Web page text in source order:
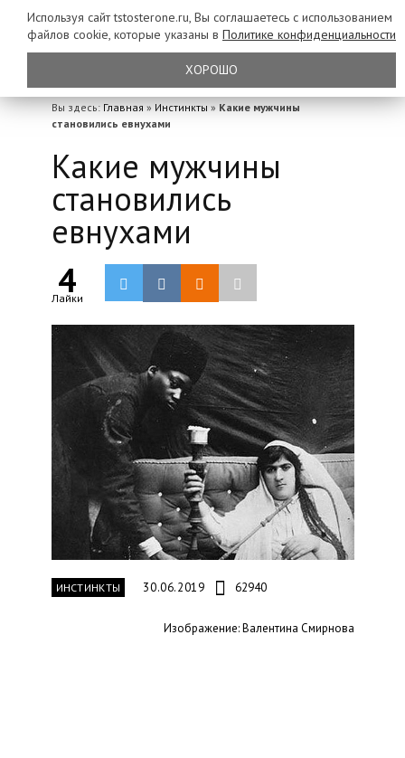
Вы здесь: Главная » Инстинкты » Какие мужчины
становились евнухами
Какие мужчины
становились
евнухами
4
Лайки
ИНСТИНКТЫ 30.06.2019 62940
Изображение: Валентина Смирнова
Используя сайт tstosterone.ru, Вы соглашаетесь с использованием
файлов cookie, которые указаны в Политике конфиденциальности
ХОРОШО